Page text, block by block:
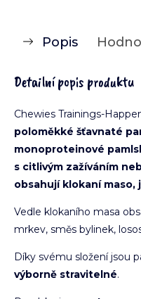
Popis
Detailní popis produktu
Chewies Trainings-
poloměkké šťavnaté
monoproteinové
s citlivým zažíváním
obsahují klokaní
Vedle klokaního masa
mrkev, směs bylinek,
Díky svému složení jsou
výborně stravitelné.